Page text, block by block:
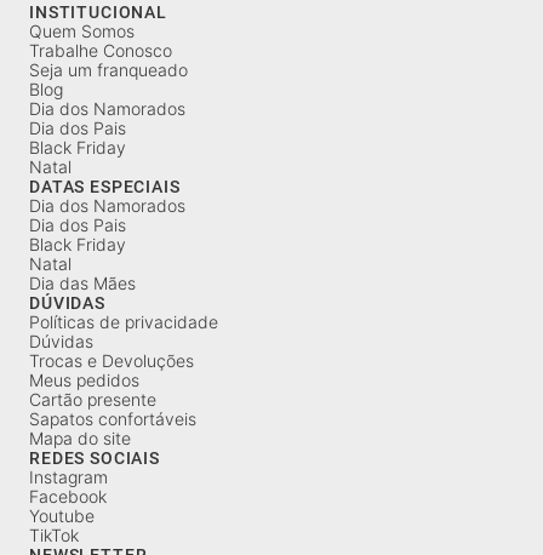
INSTITUCIONAL
Quem Somos
Trabalhe Conosco
Seja um franqueado
Blog
Dia dos Namorados
Dia dos Pais
Black Friday
Natal
DATAS ESPECIAIS
Dia dos Namorados
Dia dos Pais
Black Friday
Natal
Dia das Mães
DÚVIDAS
Políticas de privacidade
Dúvidas
Trocas e Devoluções
Meus pedidos
Cartão presente
Sapatos confortáveis
Mapa do site
REDES SOCIAIS
Instagram
Facebook
Youtube
TikTok